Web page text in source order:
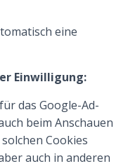
eine
Einwilligung:
das Google-Ad-
beim Anschauen
Cookies
auch in anderen